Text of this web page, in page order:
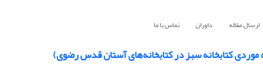
ارسال مقاله داوران تماس با ما
موردی کتابخانه سبز در کتابخانه‌های آستان قدس‌ رضوی)